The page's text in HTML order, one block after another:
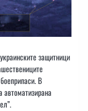
защитници
В
автоматизирана